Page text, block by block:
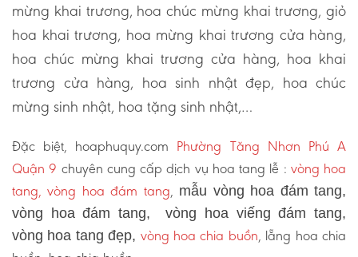
mừng khai trương, hoa chúc mừng khai trương, giỏ
hoa khai trương, hoa mừng khai trương cửa hàng,
hoa chúc mừng khai trương cửa hàng, hoa khai
trương cửa hàng, hoa sinh nhật đẹp, hoa chúc
mừng sinh nhật, hoa tặng sinh nhật,…
Đặc biệt, hoaphuquy.com Phường Tăng Nhơn Phú A
Quận 9 chuyên cung cấp dịch vụ hoa tang lễ : vòng hoa
tang, vòng hoa đám tang, mẫu vòng hoa đám tang,
vòng hoa đám tang, vòng hoa viếng đám tang,
vòng hoa tang đẹp, vòng hoa chia buồn, lẵng hoa chia